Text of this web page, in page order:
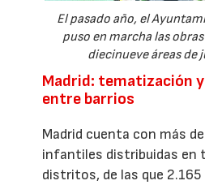
El pasado año, el
puso en marcha las
diecinueve áreas de
Madrid: tematización
entre barrios
Madrid cuenta con más
infantiles distribuidas en
distritos, de las que 2.165